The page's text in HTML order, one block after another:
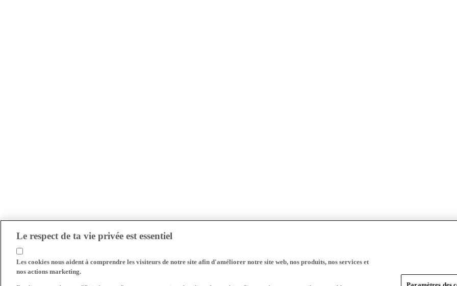
Le respect de ta vie privée est essentiel
Les cookies nous aident à comprendre les visiteurs de notre site afin d'améliorer notre site web, nos produits, nos services et
nos actions marketing.